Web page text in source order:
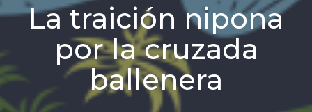
La traición nipona
por la cruzada
ballenera